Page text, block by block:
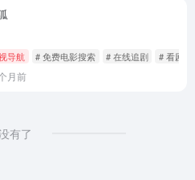
导航 # 免费电影搜索 # 在线追剧 # 看剧神
月前
有了